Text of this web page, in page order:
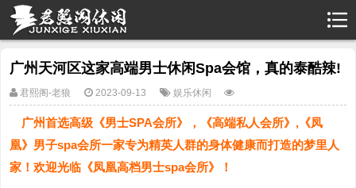
广州天河区这家高端男士休闲Spa会馆，真的泰酷辣!
君熙阁-老狼 2023-09-13 娱乐休闲
广州首选高级《男士SPA会所》，《高端私人会所》,《凤
凰》男子spa会所一家专为精英人群的身体健康而打造的梦里人
家！欢迎光临《凤凰高档男士spa会所》！